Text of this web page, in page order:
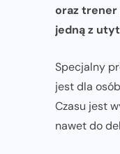
oraz trener
jedną z
Specjalny
jest dla
Czasu jest
nawet do